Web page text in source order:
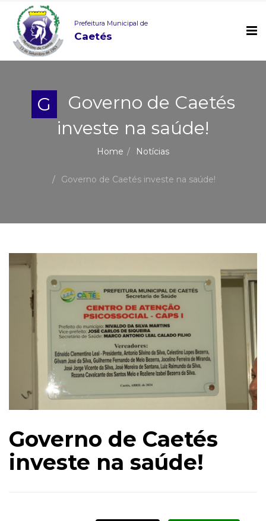
Prefeitura Municipal de
Caetés
G
Governo de Caetés
investe na saúde!
Home Notícias
Governo de Caetés investe na saúde!
Governo de Caetés
investe na saúde!